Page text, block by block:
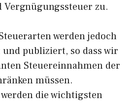
Vergnügungssteuer zu.
werden jedoch
publiziert, so dass wir
Steuereinnahmen der
müssen.
die wichtigsten